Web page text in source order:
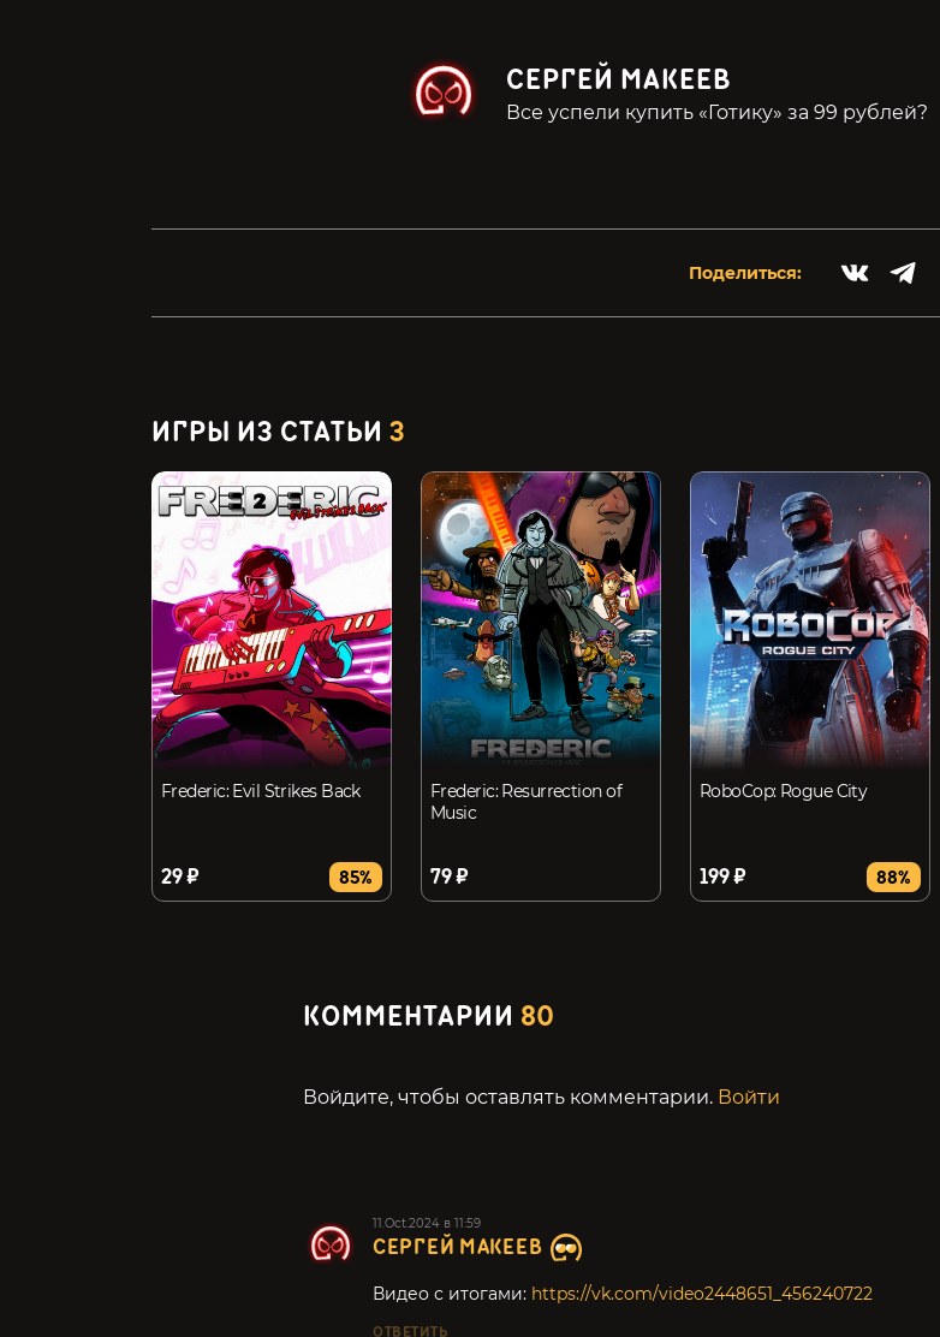
СЕРГЕЙ МАКЕЕВ
Все успели купить «Готику» за 99 рублей?
Поделиться:
ИГРЫ ИЗ СТАТЬИ3
Frederic: Evil Strikes Back
29 ₽ 85%
Frederic: Resurrection of
Music
79 ₽
RoboCop: Rogue City
199 ₽ 88%
КОММЕНТАРИИ 80
Войдите, чтобы оставлять комментарии. Войти
11.Oct.2024 в 11:59
СЕРГЕЙ МАКЕЕВ
Видео с итогами: https://vk.com/video2448651_456240722
ОТВЕТИТЬ